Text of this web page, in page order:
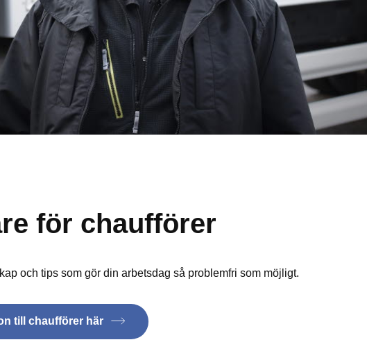
för chaufförer
och tips som gör din arbetsdag så problemfri som möjligt.
till chaufförer här